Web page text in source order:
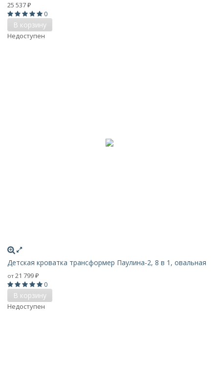
25 537 ₽
0
В корзину
Недоступен
Детская кроватка трансформер Паулина-2, 8 в 1, овальная
от 21 799 ₽
0
В корзину
Недоступен